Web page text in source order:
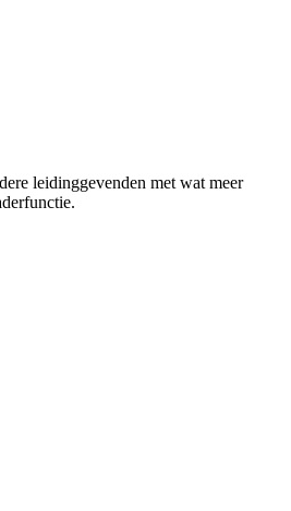
leidinggevenden met wat meer